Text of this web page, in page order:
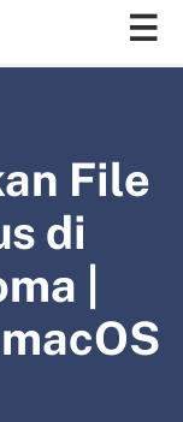
File
di
|